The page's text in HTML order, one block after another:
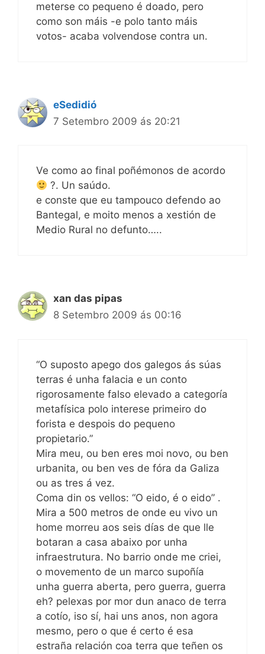
meterse co pequeno é doado, pero
como son máis -e polo tanto máis
votos- acaba volvendose contra un.
eSedidió
7 Setembro 2009 ás 20:21
Ve como ao final poñémonos de acordo
?. Un saúdo.
e conste que eu tampouco defendo ao
Bantegal, e moito menos a xestión de
Medio Rural no defunto…..
xan das pipas
8 Setembro 2009 ás 00:16
“O suposto apego dos galegos ás súas
terras é unha falacia e un conto
rigorosamente falso elevado a categoría
metafísica polo interese primeiro do
forista e despois do pequeno
propietario.”
Mira meu, ou ben eres moi novo, ou ben
urbanita, ou ben ves de fóra da Galiza
ou as tres á vez.
Coma din os vellos: “O eido, é o eido” .
Mira a 500 metros de onde eu vivo un
home morreu aos seis días de que lle
botaran a casa abaixo por unha
infraestrutura. No barrio onde me criei,
o movemento de un marco supoñía
unha guerra aberta, pero guerra, guerra
eh? pelexas por mor dun anaco de terra
a cotío, iso sí, hai uns anos, non agora
mesmo, pero o que é certo é esa
estraña relación coa terra que teñen os